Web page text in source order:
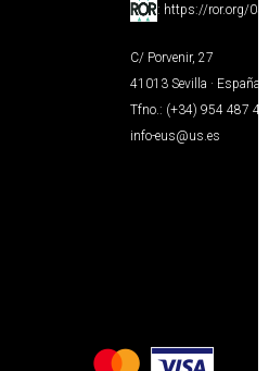
: https://ror.org/
C/ Porvenir, 27
41013 Sevilla · España
Tfno.: (+34) 954 487
info-eus@us.es